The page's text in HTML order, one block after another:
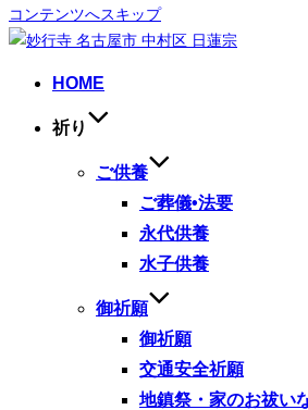
コンテンツへスキップ
HOME
祈り
ご供養
ご葬儀•法要
永代供養
水子供養
御祈願
御祈願
交通安全祈願
地鎮祭・家のお祓い